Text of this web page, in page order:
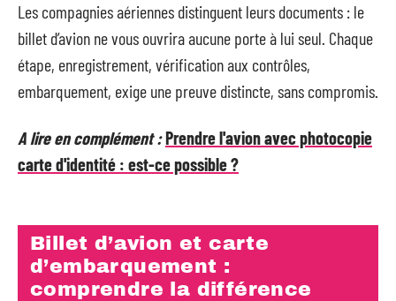
Les compagnies aériennes distinguent leurs documents : le
billet d’avion ne vous ouvrira aucune porte à lui seul. Chaque
étape, enregistrement, vérification aux contrôles,
embarquement, exige une preuve distincte, sans compromis.
A lire en complément :Prendre l'avion avec photocopie
carte d'identité : est-ce possible ?
Billet d’avion et carte
d’embarquement :
comprendre la différence